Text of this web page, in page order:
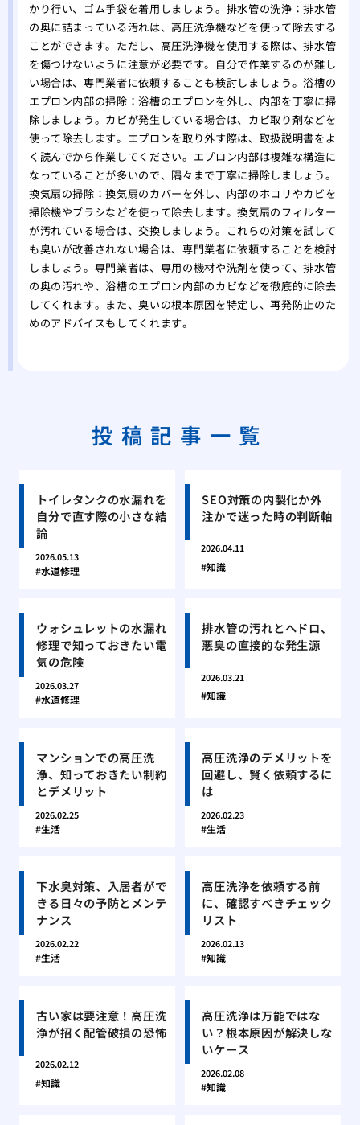
かり行い、ゴム手袋を着用しましょう。排水管の洗浄：排水管
の奥に詰まっている汚れは、高圧洗浄機などを使って除去する
ことができます。ただし、高圧洗浄機を使用する際は、排水管
を傷つけないように注意が必要です。自分で作業するのが難し
い場合は、専門業者に依頼することも検討しましょう。浴槽の
エプロン内部の掃除：浴槽のエプロンを外し、内部を丁寧に掃
除しましょう。カビが発生している場合は、カビ取り剤などを
使って除去します。エプロンを取り外す際は、取扱説明書をよ
く読んでから作業してください。エプロン内部は複雑な構造に
なっていることが多いので、隅々まで丁寧に掃除しましょう。
換気扇の掃除：換気扇のカバーを外し、内部のホコリやカビを
掃除機やブラシなどを使って除去します。換気扇のフィルター
が汚れている場合は、交換しましょう。これらの対策を試して
も臭いが改善されない場合は、専門業者に依頼することを検討
しましょう。専門業者は、専用の機材や洗剤を使って、排水管
の奥の汚れや、浴槽のエプロン内部のカビなどを徹底的に除去
してくれます。また、臭いの根本原因を特定し、再発防止のた
めのアドバイスもしてくれます。
投稿記事一覧
トイレタンクの水漏れを
自分で直す際の小さな結
論
2026.05.13
水道修理
SEO対策の内製化か外
注かで迷った時の判断軸
2026.04.11
知識
ウォシュレットの水漏れ
修理で知っておきたい電
気の危険
2026.03.27
水道修理
排水管の汚れとヘドロ、
悪臭の直接的な発生源
2026.03.21
知識
マンションでの高圧洗
浄、知っておきたい制約
とデメリット
2026.02.25
生活
高圧洗浄のデメリットを
回避し、賢く依頼するに
は
2026.02.23
生活
下水臭対策、入居者がで
きる日々の予防とメンテ
ナンス
2026.02.22
生活
高圧洗浄を依頼する前
に、確認すべきチェック
リスト
2026.02.13
知識
古い家は要注意！高圧洗
浄が招く配管破損の恐怖
2026.02.12
知識
高圧洗浄は万能ではな
い？根本原因が解決しな
いケース
2026.02.08
知識